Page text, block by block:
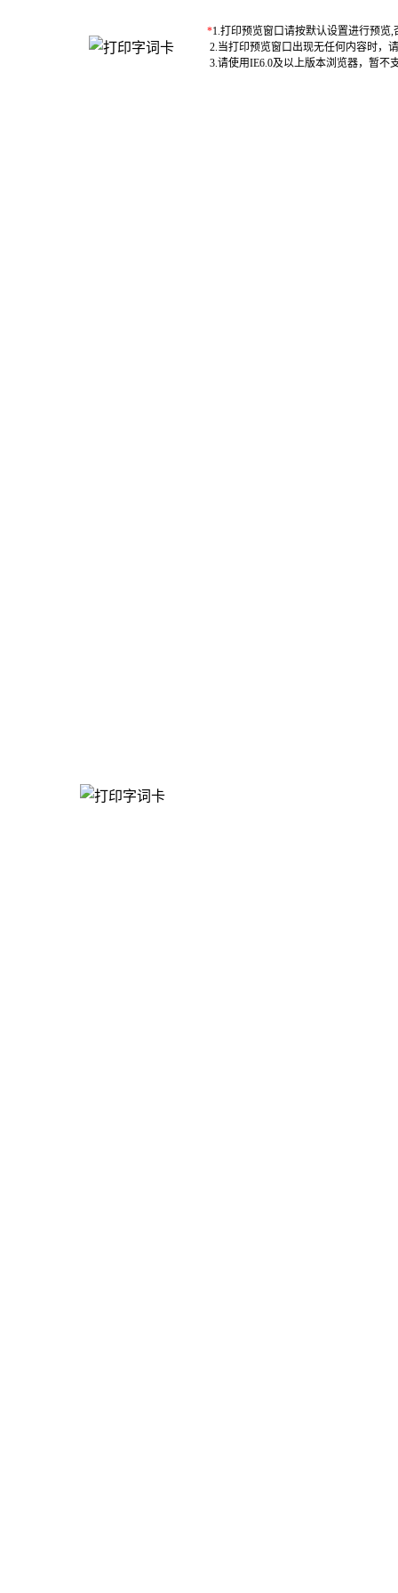
*1.打印预览窗口请按默认设置进行预览
2.当打印预览窗口出现无任何内容时，
3.请使用IE6.0及以上版本浏览器，暂不